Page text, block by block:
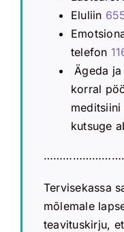
Eluliin
telefon
Ägeda
korral
kutsuge
Tervisekassa
mõlemale
teavituskirju,